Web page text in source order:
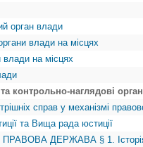
орган влади
влади на місцях
влади на місцях
контрольно-наглядові
справ у механізмі
та Вища рада юстиції
ДЕРЖАВА § 1. Історія